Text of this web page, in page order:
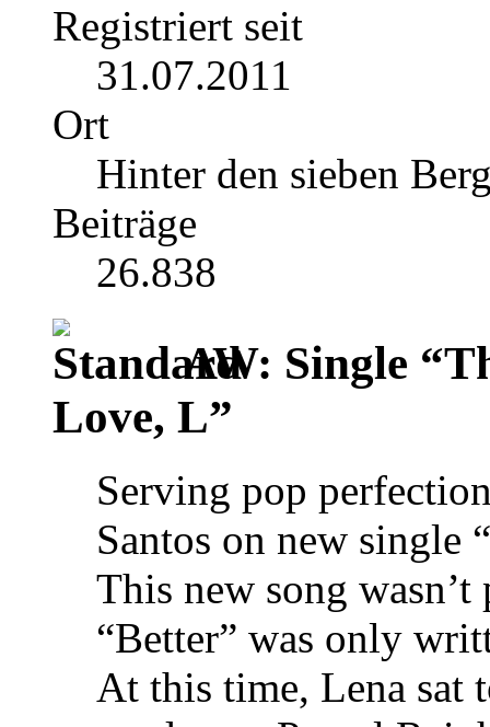
Registriert seit
31.07.2011
Ort
Hinter den sieben
Beiträge
26.838
AW: Single
Love, L”
Serving pop
Santos on new single
This new song
“Better” was only
At this time, Lena sat